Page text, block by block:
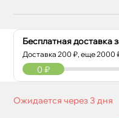
Бесплатная доставка
Доставка200 ₽, еще2000
0 ₽
Ожидается через 3 дня